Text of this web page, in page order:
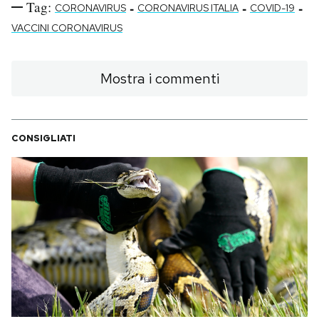
Tag: CORONAVIRUS - CORONAVIRUS ITALIA - COVID-19 -
VACCINI CORONAVIRUS
Mostra i commenti
CONSIGLIATI